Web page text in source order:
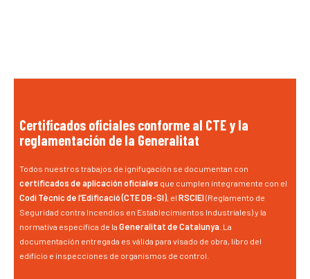
Certificados oficiales conforme al CTE y la
reglamentación de la Generalitat
Todos nuestros trabajos de ignifugación se documentan con
certificados de aplicación oficiales que cumplen íntegramente con el
Codi Tècnic de l’Edificació (CTE DB-SI), el RSCIEI(Reglamento de
Seguridad contra Incendios en Establecimientos Industriales) y la
normativa específica de la Generalitat de Catalunya . La
documentación entregada es válida para visado de obra, libro del
edificio e inspecciones de organismos de control.